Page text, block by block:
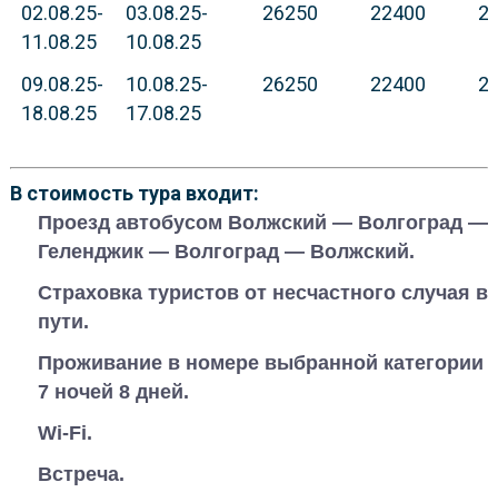
02.08.25-
11.08.25
03.08.25-
10.08.25
26250 22400
09.08.25-
18.08.25
10.08.25-
17.08.25
26250 22400
В стоимость тура входит:
Проезд автобусом Волжский — Волгоград —
Геленджик — Волгоград — Волжский.
Страховка туристов от несчастного случая в
пути.
Проживание в номере выбранной категории
7 ночей 8 дней.
Wi-Fi.
Встреча.